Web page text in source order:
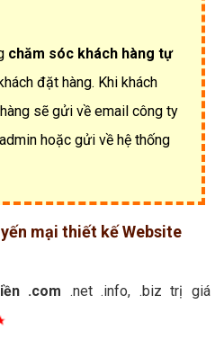
chăm sóc khách hàng tự
đặt hàng. Khi khách
sẽ gửi về email công ty
hoặc gửi về hệ thống
mại thiết kế Website
.com .net .info, .biz trị giá